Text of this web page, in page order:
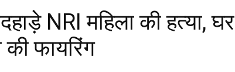
NRI महिला की हत्या, घर
फायरिंग